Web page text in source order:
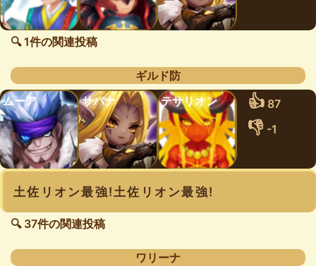
🔍 1件の関連投稿
ギルド防
ムーア
サバナ テサリオン 👍 87
👎 -1
土佐リオン最強!土佐リオン最強!
🔍 37件の関連投稿
ワリーナ